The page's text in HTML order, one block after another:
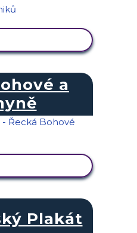
a
Plakát